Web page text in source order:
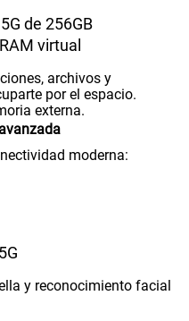
de 256GB
virtual
archivos y
por el espacio.
externa.
moderna:
y reconocimiento facial